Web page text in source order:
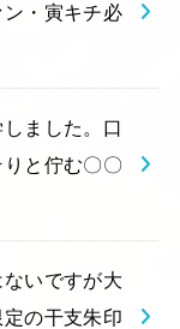
・寅キチ必
ました。口
と佇む〇〇
ないですが大
の干支朱印